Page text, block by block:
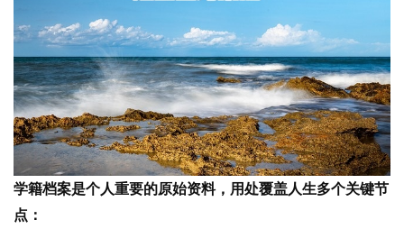
学籍档案是个人重要的原始资料，用处覆盖人生多个关键节
点：